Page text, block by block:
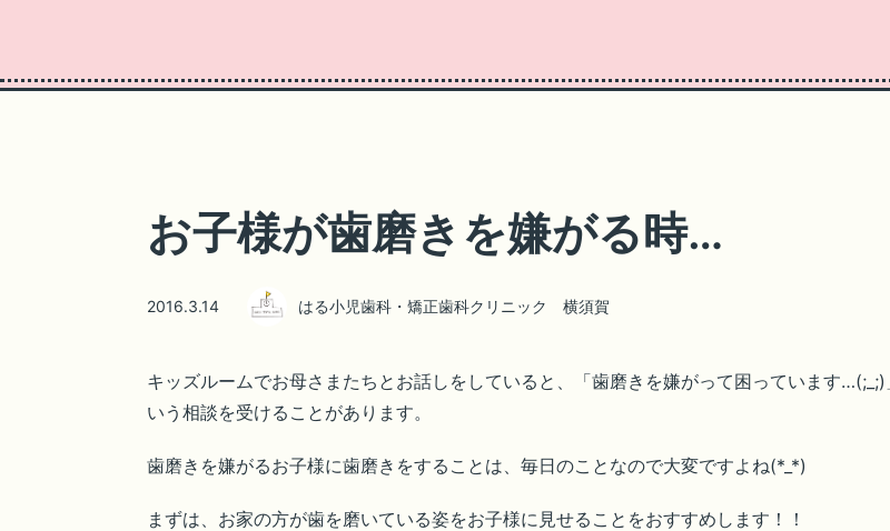
お子様が歯磨きを嫌がる時…
2016.3.14 はる小児歯科・矯正歯科クリニック 横須賀
キッズルームでお母さまたちとお話しをしていると、「歯磨きを嫌がって困っています…(;_;)
いう相談を受けることがあります。
歯磨きを嫌がるお子様に歯磨きをすることは、毎日のことなので大変ですよね(*_*)
まずは、お家の方が歯を磨いている姿をお子様に見せることをおすすめします！！